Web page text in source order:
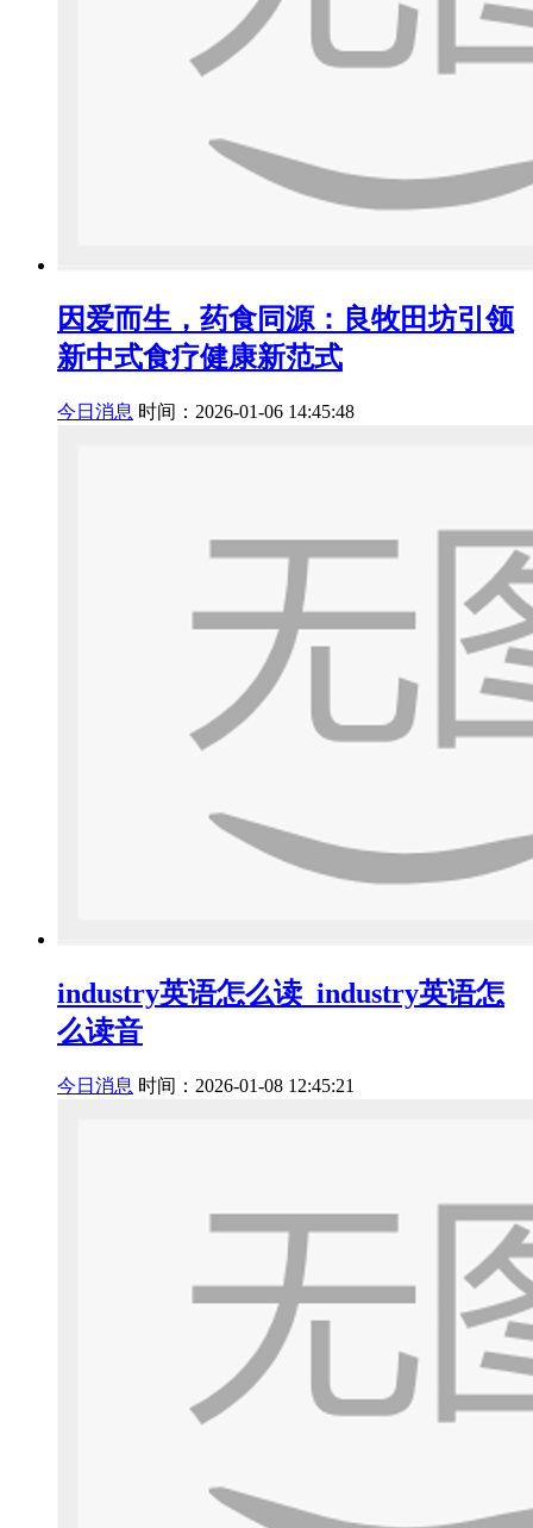
因爱而生，药食同源：良牧田坊引领
新中式食疗健康新范式
今日消息 时间：2026-01-06 14:45:48
industry英语怎么读_industry英语怎
么读音
今日消息 时间：2026-01-08 12:45:21